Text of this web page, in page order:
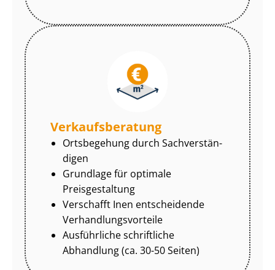
Ver­kaufs­be­ra­tung
Ortsbegehung durch Sach­ver­stän­
di­gen
Grundlage für optimale
Preisgestaltung
Verschafft Inen entscheidende
Ver­hand­lungs­vor­tei­le
Ausführliche schriftliche
Abhandlung (ca. 30-50 Seiten)